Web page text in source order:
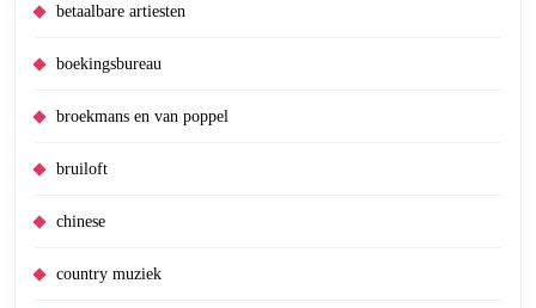
betaalbare artiesten
boekingsbureau
broekmans en van poppel
bruiloft
chinese
country muziek